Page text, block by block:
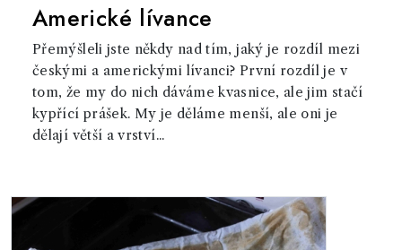
Americké lívance
Přemýšleli jste někdy nad tím, jaký je rozdíl mezi
českými a americkými lívanci? První rozdíl je v
tom, že my do nich dáváme kvasnice, ale jim stačí
kypřící prášek. My je děláme menší, ale oni je
dělají větší a vrství...